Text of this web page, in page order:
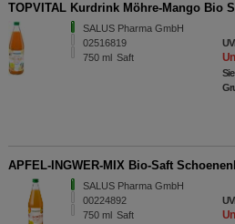
TOPVITAL Kurdrink Möhre-Mango Bio
SALUS Pharma GmbH
02516819
750 ml Saft
APFEL-INGWER-MIX Bio-Saft
SALUS Pharma GmbH
00224892
750 ml Saft